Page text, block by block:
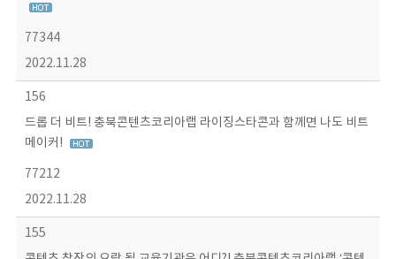
77344
2022.11.28
156
드롭 더 비트! 충북콘텐츠코리아랩 라이징스타콘과 함께면 나도 비트
메이커!
77212
2022.11.28
155